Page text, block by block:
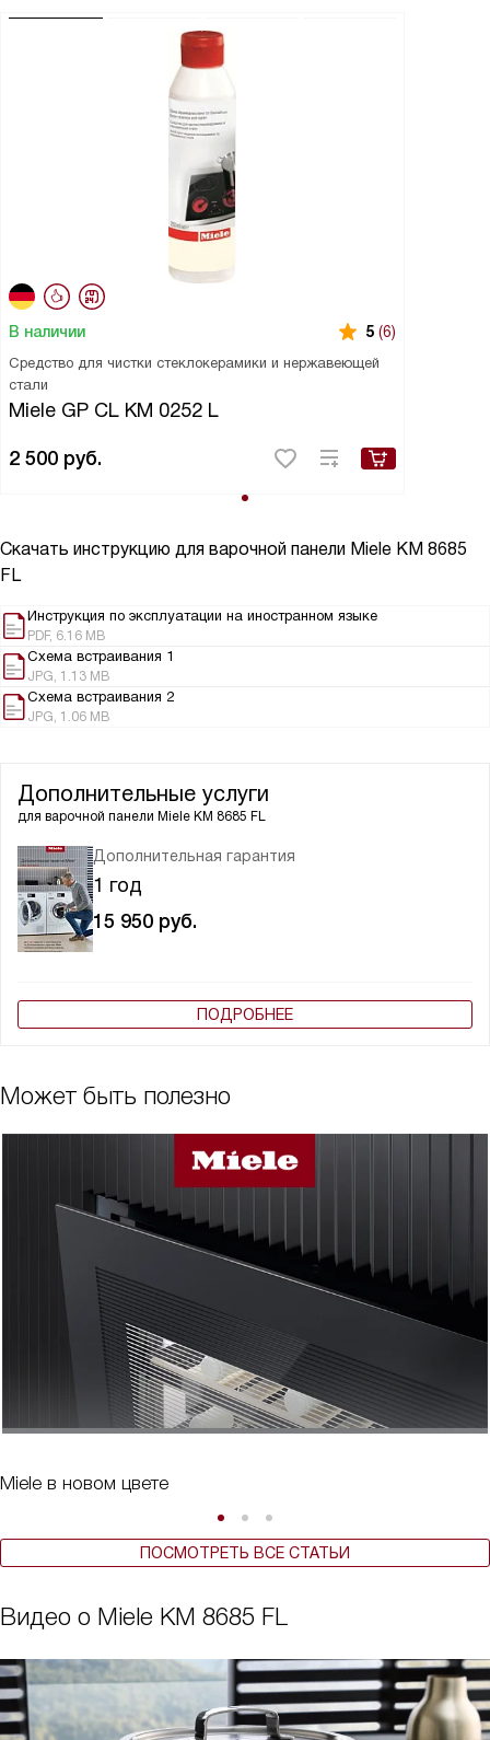
В наличии 5 (6)
Средство для чистки стеклокерамики и нержавеющей
стали
Miele GP CL KM 0252 L
2 500 руб.
Скачать инструкцию для варочной панели Miele KM 8685
FL
Инструкция по эксплуатации на иностранном языке
PDF, 6.16 MB
Схема встраивания 1
JPG, 1.13 MB
Схема встраивания 2
JPG, 1.06 MB
Дополнительные услуги
для варочной панели Miele KM 8685 FL
Дополнительная гарантия
1 год
15 950 руб.
ПОДРОБНЕЕ
Может быть полезно
Miele в новом цвете
ПОСМОТРЕТЬ ВСЕ СТАТЬИ
Видео о Miele KM 8685 FL